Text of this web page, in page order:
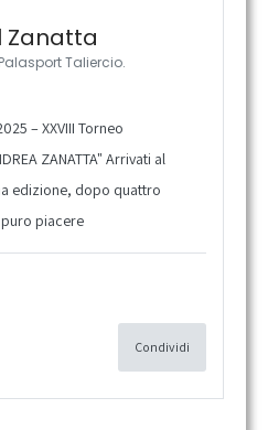
Zanatta
Taliercio.
– XXVIII Torneo
ZANATTA" Arrivati al
edizione, dopo quattro
piacere
Condividi